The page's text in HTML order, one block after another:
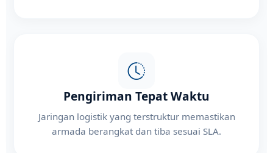
Pengiriman Tepat Waktu
Jaringan logistik yang terstruktur memastikan
armada berangkat dan tiba sesuai SLA.